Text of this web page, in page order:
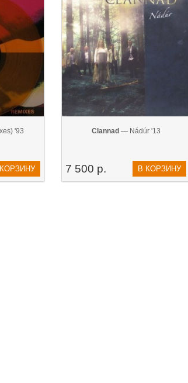
'93 Clannad — Nádúr '13
7 500 р. В КОРЗИНУ